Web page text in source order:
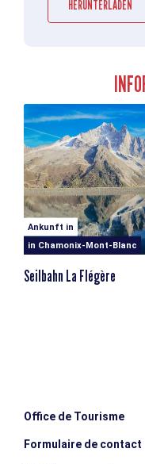
HERUNTERLADEN
Ankunft in
in Chamonix-Mont-Blanc
Seilbahn La Flégère
Office de Tourisme
Formulaire de contact